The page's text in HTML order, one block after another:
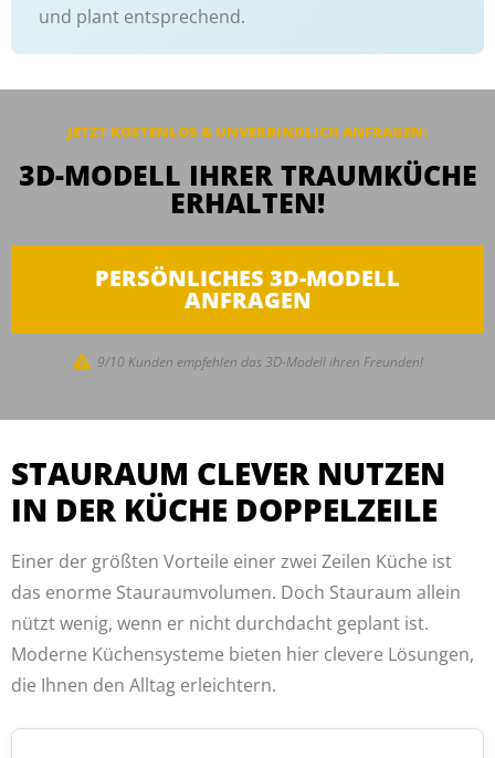
und plant entsprechend.
JETZT KOSTENLOS & UNVERBINDLICH ANFRAGEN:
3D-MODELL IHRER TRAUMKÜCHE
ERHALTEN!
PERSÖNLICHES 3D-MODELL
ANFRAGEN
9/10 Kunden empfehlen das 3D-Modell ihren Freunden!
STAURAUM CLEVER NUTZEN
IN DER KÜCHE DOPPELZEILE
Einer der größten Vorteile einer zwei Zeilen Küche ist
das enorme Stauraumvolumen. Doch Stauraum allein
nützt wenig, wenn er nicht durchdacht geplant ist.
Moderne Küchensysteme bieten hier clevere Lösungen,
die Ihnen den Alltag erleichtern.